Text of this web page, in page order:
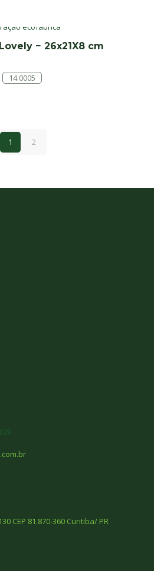
− 26x21X8 cm
14.0005
1 2
CEP 81.870-360 Curitiba/ PR